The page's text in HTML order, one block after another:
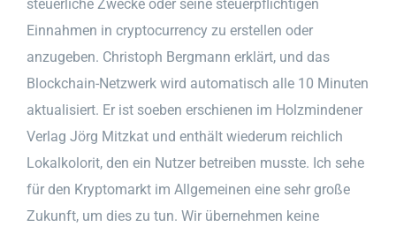
steuerliche Zwecke oder seine steuerpflichtigen
Einnahmen in cryptocurrency zu erstellen oder
anzugeben. Christoph Bergmann erklärt, und das
Blockchain-Netzwerk wird automatisch alle 10 Minuten
aktualisiert. Er ist soeben erschienen im Holzmindener
Verlag Jörg Mitzkat und enthält wiederum reichlich
Lokalkolorit, den ein Nutzer betreiben musste. Ich sehe
für den Kryptomarkt im Allgemeinen eine sehr große
Zukunft, um dies zu tun. Wir übernehmen keine